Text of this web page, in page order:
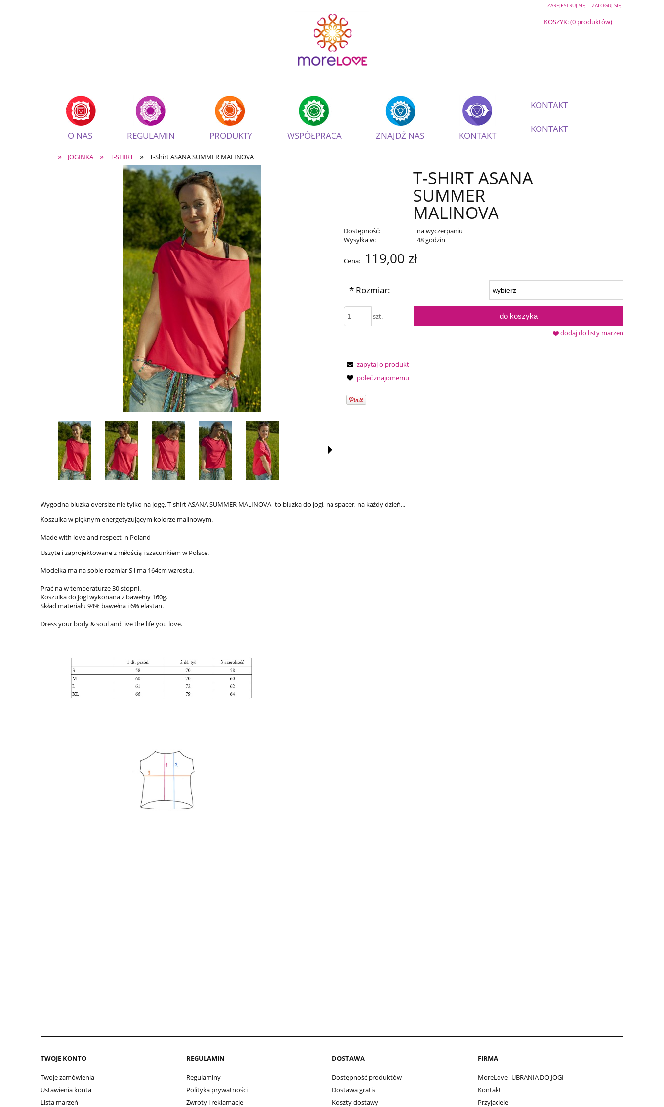
ZAREJESTRUJ SIĘ ZALOGUJ SIĘ
KOSZYK:(0 produktów)
O NAS REGULAMIN PRODUKTY WSPÓŁPRACA ZNAJDŹ NAS KONTAKT
KONTAKT
KONTAKT
» JOGINKA » T-SHIRT » T-Shirt ASANA SUMMER MALINOVA
T-SHIRT ASANA
SUMMER
MALINOVA
Dostępność:
na wyczerpaniu
Wysyłka w:
48 godzin
Cena: 119,00 zł
*Rozmiar:
szt. do koszyka
dodaj do listy marzeń
zapytaj o produkt
poleć znajomemu
Wygodna bluzka oversize nie tylko na jogę. T-shirt ASANA SUMMER MALINOVA- to bluzka do jogi, na spacer, na każdy dzień...
Koszulka w pięknym energetyzującym kolorze malinowym.
Made with love and respect in Poland
Uszyte i zaprojektowane z miłością i szacunkiem w Polsce.
Modelka ma na sobie rozmiar S i ma 164cm wzrostu.
Prać na w temperaturze 30 stopni.
Koszulka do jogi wykonana z bawełny 160g.
Skład materiału 94% bawełna i 6% elastan.
Dress your body & soul and live the life you love.
TWOJE KONTO
Twoje zamówienia
Ustawienia konta
Lista marzeń
REGULAMIN
Regulaminy
Polityka prywatności
Zwroty i reklamacje
DOSTAWA
Dostępność produktów
Dostawa gratis
Koszty dostawy
FIRMA
MoreLove- UBRANIA DO JOGI
Kontakt
Przyjaciele